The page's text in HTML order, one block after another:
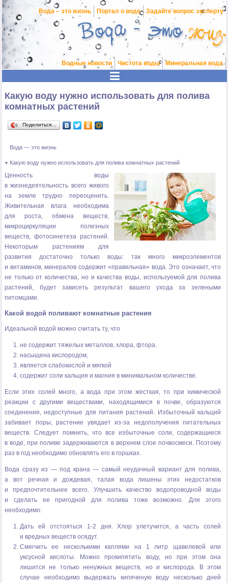
Вода – это жизнь Портал о воде Задайте вопрос эксперту
Водные новости Чистота воды Минеральная вода
Какую воду нужно использовать для полива
комнатных растений
Поделиться…
Вода — это жизнь
Какую воду нужно использовать для полива комнатных растений
Ценность воды
в жизнедеятельность всего живого
на земле трудно переоценить.
Живительная влага необходима
для роста, обмена веществ,
микроциркуляции полезных
веществ, фотосинетеза растений.
Некоторым растениям для
развития достаточно только воды: так много микроэлементов
и витаминов, минералов содержит «правильная» вода. Это означает, что
не только от количества, но и качества воды, используемой для полива
растений, будет зависеть результат вашего ухода за зелеными
питомцами.
Какой водой поливают комнатные растения
Идеальной водой можно считать ту, что
не содержит тяжелых металлов, хлора, фтора.
насыщена кислородом,
является слабокислой и мягкой
содержит соли кальция и магния в минимальном количестве.
Если этих солей много, а вода при этом жесткая, то при химической
реакции с другими веществами, находящимися в почве, образуются
соединения, недоступные для питания растений. Избыточный кальций
забивает поры, растение увядает из-за недополучения питательных
веществ. Следует помнить, что все избыточные соли, содержащиеся
в воде, при поливе задерживаются в верхнем слое почвосмеси. Поэтому
раз в год необходимо обновлять его в горшках.
Вода сразу из — под крана — самый неудачный вариант для полива,
а вот речная и дождевая, талая вода лишены этих недостатков
и предпочтительнее всего. Улучшить качество водопроводной воды
и сделать ее пригодной для полива тоже возможно. Для этого
необходимо:
Дать ей отстояться 1-2 дня. Хлор улетучится, а часть солей
и вредных веществ осядут.
Смягчить ее несколькими каплями на 1 литр щавелевой или
уксусной кислоты. Можно прокипятить воду, но при этом она
лишится не только ненужных веществ, но и кислорода. В этом
случае необходимо выдержать кипяченую воду несколько дней